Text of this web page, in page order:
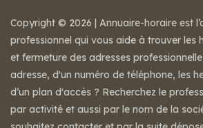
Copyright © 2026 | Annuaire-horaire est
professionnel qui vous aide à trouver les
et fermeture des adresses
adresse, d'un numéro de téléphone, les
d’un plan d'accès ? Recherchez le
par activité et aussi par le nom de la